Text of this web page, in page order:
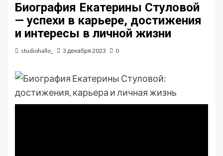
Биография Екатерины Стуловой
— успехи в карьере, достижения
и интересы в личной жизни
studiohallo_ 3 декабря 2023 0